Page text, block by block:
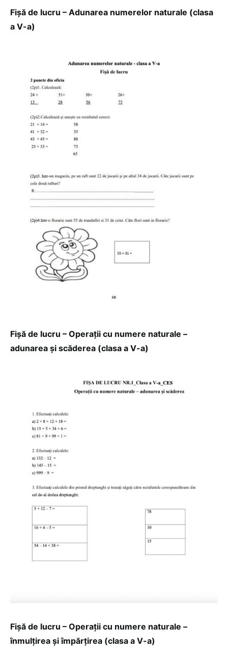
Fișă de lucru – Adunarea numerelor naturale (clasa
a V-a)
Fișă de lucru – Operații cu numere naturale –
adunarea și scăderea (clasa a V-a)
Fișă de lucru – Operații cu numere naturale –
înmulțirea și împărțirea (clasa a V-a)